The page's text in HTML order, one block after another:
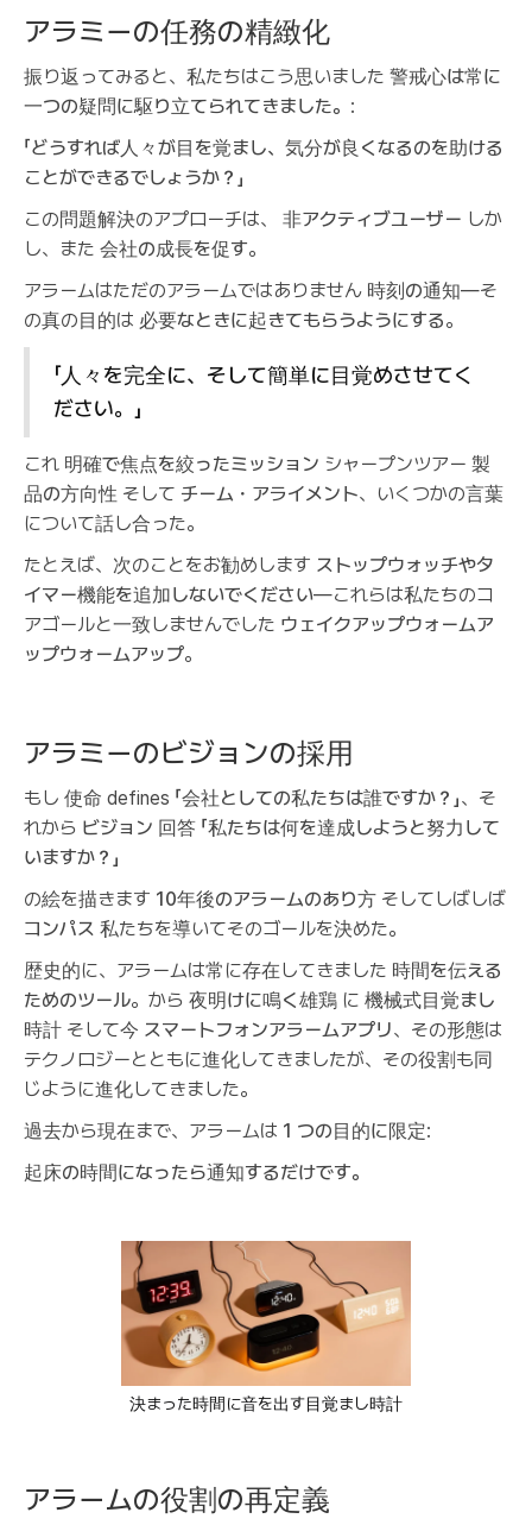
アラミーの任務の精緻化
振り返ってみると、私たちはこう思いました 警戒心は常に
一つの疑問に駆り立てられてきました。 :
「どうすれば人々が目を覚まし、気分が良くなるのを助ける
ことができるでしょうか？」
この問題解決のアプローチは、 非アクティブユーザー しか
し、また 会社の成長を促す。
アラームはただのアラームではありません 時刻の通知—そ
の真の目的は 必要なときに起きてもらうようにする。
「人々を完全に、そして簡単に目覚めさせてく
ださい。」
これ 明確で焦点を絞ったミッション シャープンツアー 製
品の方向性 そして チーム・アライメント、いくつかの言葉
について話し合った。
たとえば、次のことをお勧めします ストップウォッチやタ
イマー機能を追加しないでください—これらは私たちのコ
アゴールと一致しませんでした ウェイクアップウォームア
ップウォームアップ。
アラミーのビジョンの採用
もし 使命 defines 「会社としての私たちは誰ですか？」、そ
れから ビジョン 回答 「私たちは何を達成しようと努力して
いますか？」
の絵を描きます 10年後のアラームのあり方 そしてしばしば
コンパス 私たちを導いてそのゴールを決めた。
歴史的に、アラームは常に存在してきました 時間を伝える
ためのツール。から 夜明けに鳴く雄鶏 に 機械式目覚まし
時計 そして今 スマートフォンアラームアプリ、その形態は
テクノロジーとともに進化してきましたが、その役割も同
じように進化してきました。
過去から現在まで、アラームは 1 つの目的に限定:
起床の時間になったら通知するだけです。
決まった時間に音を出す目覚まし時計
アラームの役割の再定義